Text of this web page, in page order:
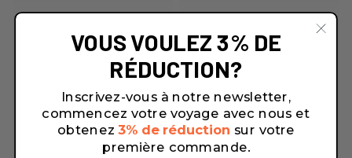
VOUS VOULEZ 3% DE
RÉDUCTION?
Inscrivez-vous à notre newsletter,
commencez votre voyage avec nous et
obtenez 3% de réduction sur votre
première commande.